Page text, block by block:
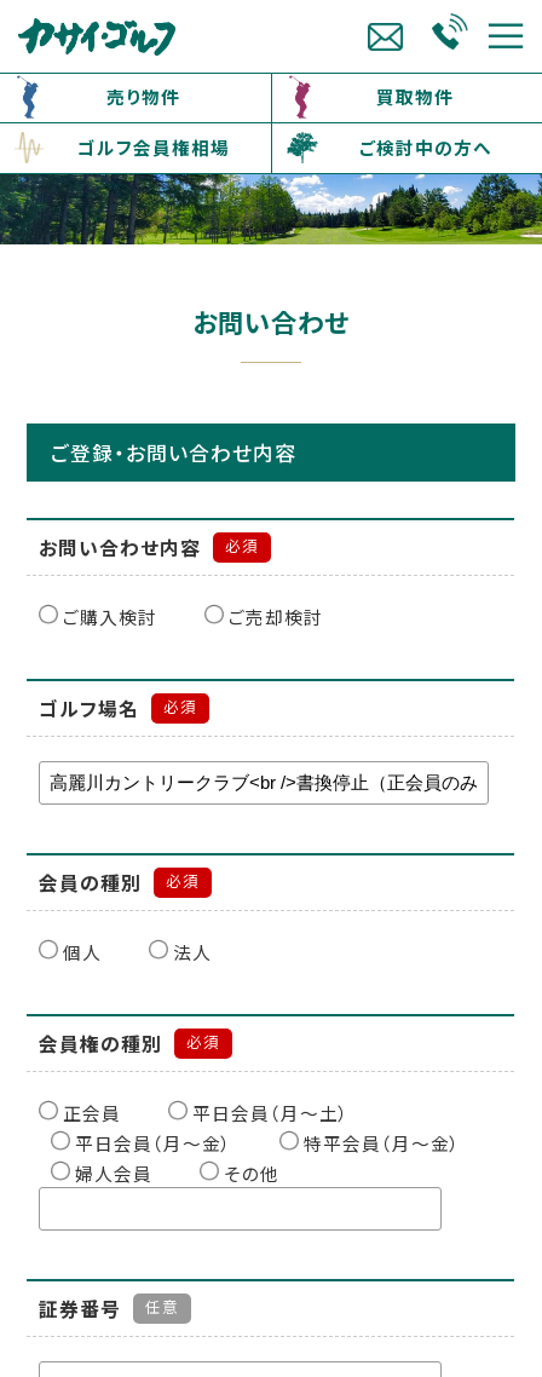
売り物件
買取物件
ゴルフ会員権相場
ご検討中の方へ
お問い合わせ
ご登録・お問い合わせ内容
お問い合わせ内容 必須
ご購入検討 ご売却検討
ゴルフ場名 必須
会員の種別 必須
個人 法人
会員権の種別 必須
正会員
平日会員（月〜土）
平日会員（月〜金）
特平会員（月〜金）
婦人会員
その他
証券番号 任意